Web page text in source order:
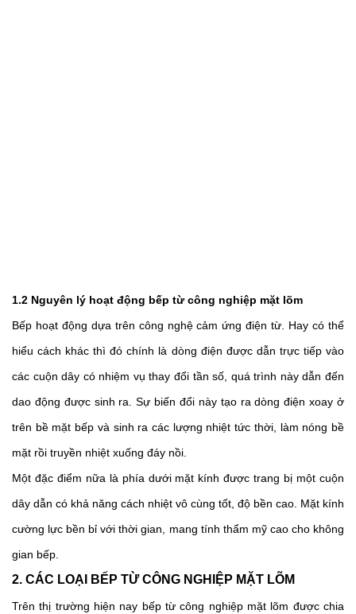
1.2 Nguyên lý hoạt động bếp từ công nghiệp mặt lõm
Bếp hoạt động dựa trên công nghệ cảm ứng điện từ. Hay có thể
hiểu cách khác thì đó chính là dòng điện được dẫn trực tiếp vào
các cuộn dây có nhiệm vụ thay đổi tần số, quá trình này dẫn đến
dao động được sinh ra. Sự biến đổi này tạo ra dòng điện xoay ở
trên bề mặt bếp và sinh ra các lượng nhiệt tức thời, làm nóng bề
mặt rồi truyền nhiệt xuống đáy nồi.
Một đặc điểm nữa là phía dưới mặt kính được trang bị một cuộn
dây dẫn có khả năng cách nhiệt vô cùng tốt, độ bền cao. Mặt kính
cường lực bền bỉ với thời gian, mang tính thẩm mỹ cao cho không
gian bếp.
2. CÁC LOẠI BẾP TỪ CÔNG NGHIỆP MẶT LÕM
Trên thị trường hiện nay bếp từ công nghiệp mặt lõm được chia